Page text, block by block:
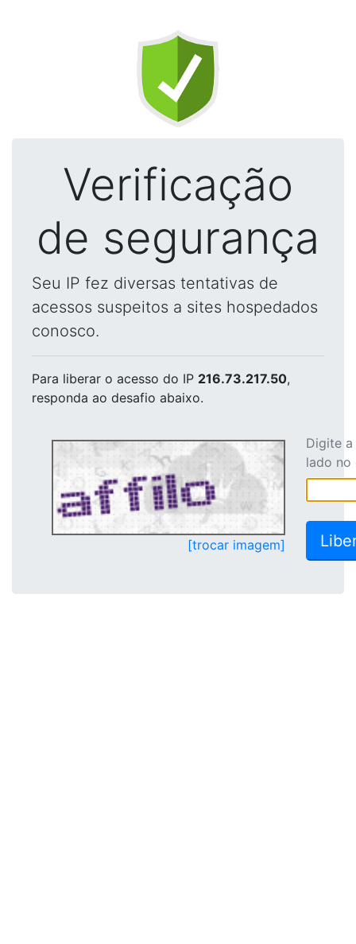
Verificação
de segurança
Seu IP fez diversas tentativas de
acessos suspeitos a sites hospedados
conosco.
Para liberar o acesso do IP 216.73.217.50,
responda ao desafio abaixo.
[trocar imagem]
Digite
lado no